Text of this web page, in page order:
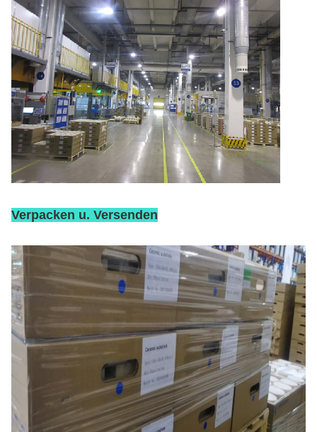
Verpacken u. Versenden